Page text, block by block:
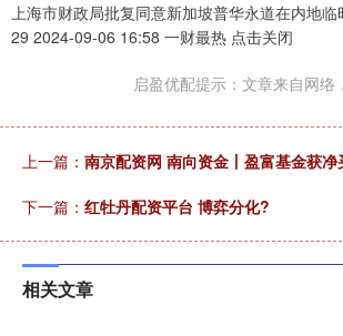
上海市财政局批复同意新加坡普华永道在内地临
29 2024-09-06 16:58 一财最热 点击关闭
启盈优配提示：文章来自网络
上一篇： 南京配资网 南向资金丨盈富基金获
下一篇： 红牡丹配资平台 博弈分化?
相关文章